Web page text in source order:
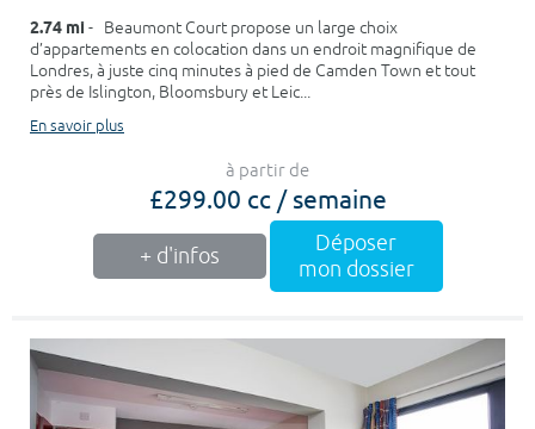
2.74 mi - Beaumont Court propose un large choix
d’appartements en colocation dans un endroit magnifique de
Londres, à juste cinq minutes à pied de Camden Town et tout
près de Islington, Bloomsbury et Leic...
En savoir plus
à partir de
£299.00 cc / semaine
+ d'infos
Déposer
mon dossier